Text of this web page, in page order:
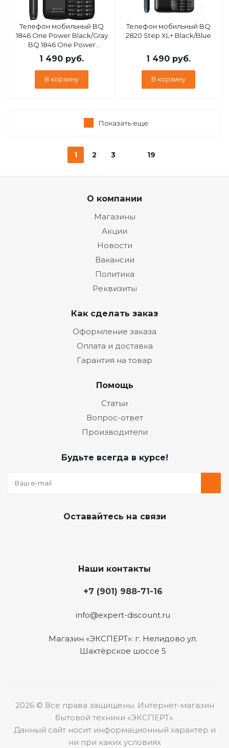
Телефон мобильный BQ
1846 One Power Black/Gray
BQ 1846 One Power
Black/Gray
1 490 руб.
В корзину
Телефон мобильный BQ
2820 Step XL+ Black/Blue
1 490 руб.
В корзину
Показать еще
1 2 3 19
О компании
Магазины
Акции
Новости
Вакансии
Политика
Реквизиты
Как сделать заказ
Оформление заказа
Оплата и доставка
Гарантия на товар
Помощь
Статьи
Вопрос-ответ
Производители
Будьте всегда в курсе!
Оставайтесь на связи
Наши контакты
+7 (901) 988-71-16
info@expert-discount.ru
Магазин «ЭКСПЕРТ»: г. Нелидово ул.
Шахтёрское шоссе 5
2026 © Все права защищены. Интернет-магазин
бытовой техники «ЭКСПЕРТ».
Данный сайт носит информационный характер и
ни при каких условиях